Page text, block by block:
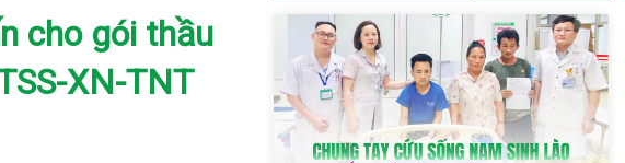
cho gói thầu
XN-TNT